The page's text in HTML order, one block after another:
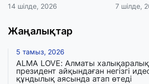
14 шілде, 2026
7 шілде,
Жаңалықтар
5 тамыз, 2026
ALMA LOVE: Алматы
президент айқындаған негізгі
құндылық аясында атап өтеді